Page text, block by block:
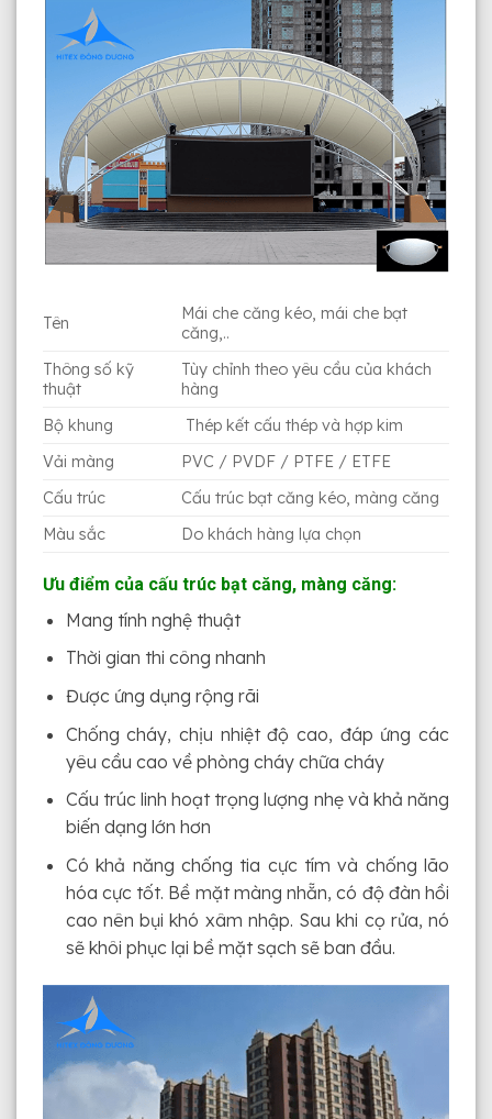
Tên
Mái che căng kéo, mái che bạt
căng,..
Thông số kỹ
thuật
Tùy chỉnh theo yêu cầu của khách
hàng
Bộ khung
Thép kết cấu thép và hợp kim
Vải màng
PVC / PVDF / PTFE / ETFE
Cấu trúc
Cấu trúc bạt căng kéo, màng căng
Màu sắc
Do khách hàng lựa chọn
Ưu điểm của cấu trúc bạt căng, màng căng:
Mang tính nghệ thuật
Thời gian thi công nhanh
Được ứng dụng rộng rãi
Chống cháy, chịu nhiệt độ cao, đáp ứng các
yêu cầu cao về phòng cháy chữa cháy
Cấu trúc linh hoạt trọng lượng nhẹ và khả năng
biến dạng lớn hơn
Có khả năng chống tia cực tím và chống lão
hóa cực tốt. Bề mặt màng nhẵn, có độ đàn hồi
cao nên bụi khó xâm nhập. Sau khi cọ rửa, nó
sẽ khôi phục lại bề mặt sạch sẽ ban đầu.